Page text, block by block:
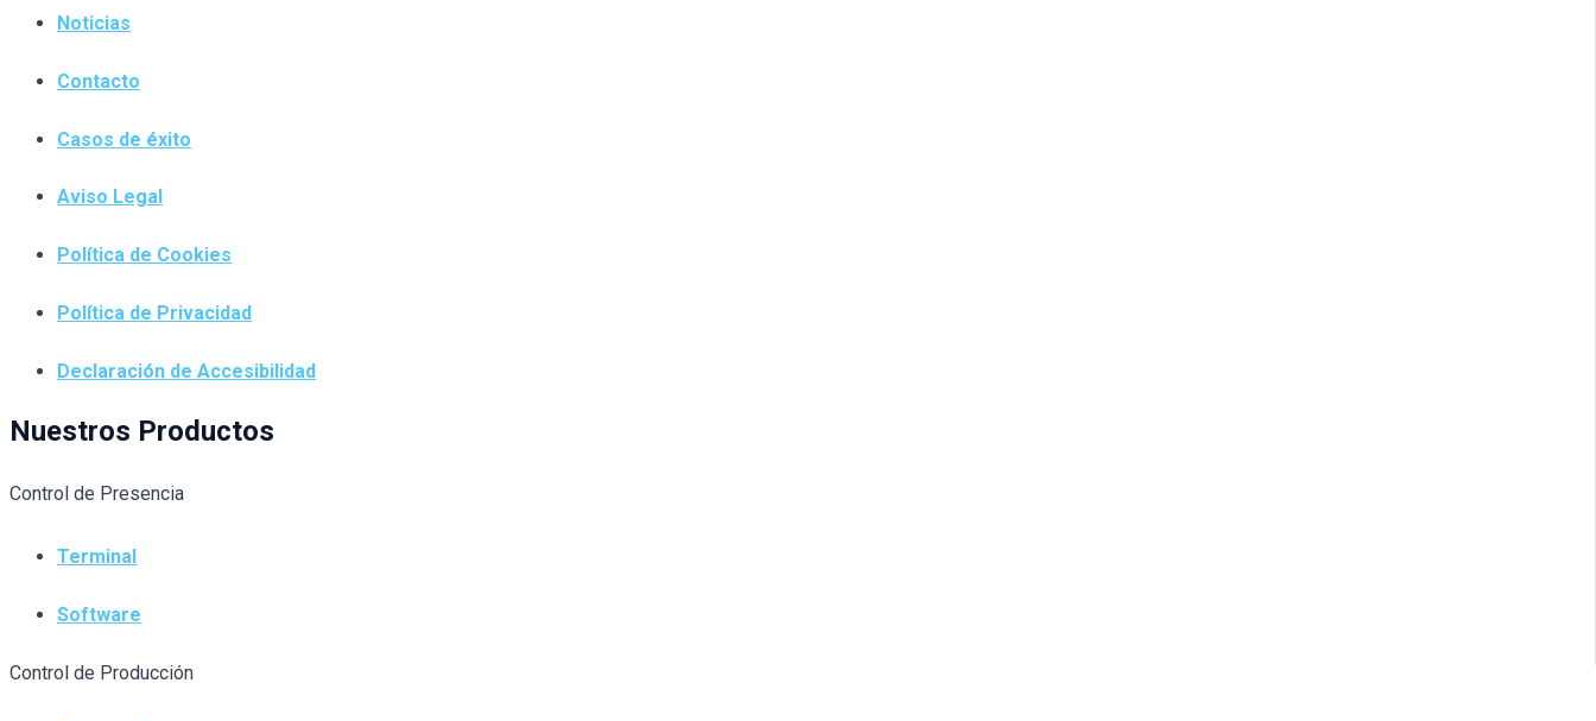
Noticias
Contacto
Casos de éxito
Aviso Legal
Política de Cookies
Política de Privacidad
Declaración de Accesibilidad
Nuestros Productos
Control de Presencia
Terminal
Software
Control de Producción